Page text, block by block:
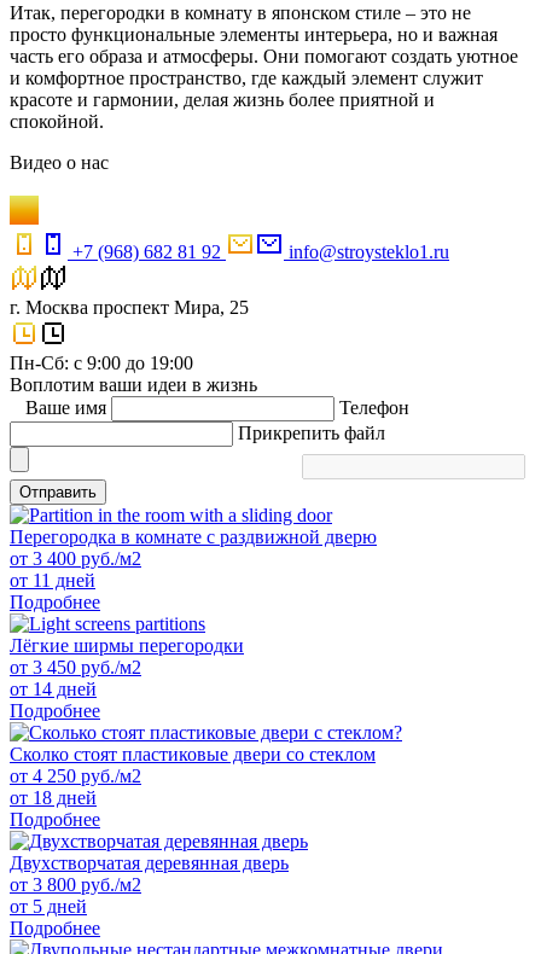
Итак, перегородки в комнату в японском стиле – это не
просто функциональные элементы интерьера, но и важная
часть его образа и атмосферы. Они помогают создать уютное
и комфортное пространство, где каждый элемент служит
красоте и гармонии, делая жизнь более приятной и
спокойной.
Видео о нас
+7 (968) 682 81 92 info@stroysteklo1.ru
г. Москва проспект Мира, 25
Пн-Сб: с 9:00 до 19:00
Воплотим ваши идеи в жизнь
Ваше имя
Телефон
Прикрепить файл
Отправить
Перегородка в комнате с раздвижной дверю
от 3 400 руб./м2
от 11 дней
Подробнее
Лёгкие ширмы перегородки
от 3 450 руб./м2
от 14 дней
Подробнее
Сколко стоят пластиковые двери со стеклом
от 4 250 руб./м2
от 18 дней
Подробнее
Двухстворчатая деревянная дверь
от 3 800 руб./м2
от 5 дней
Подробнее